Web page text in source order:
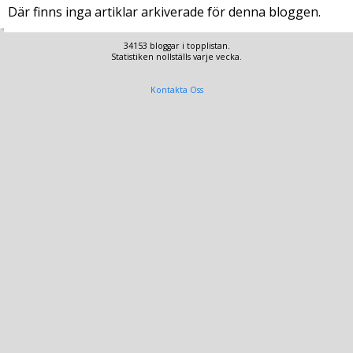
Där finns inga artiklar arkiverade för denna bloggen.
34153 bloggar i topplistan.
Statistiken nollställs varje vecka.
Kontakta Oss